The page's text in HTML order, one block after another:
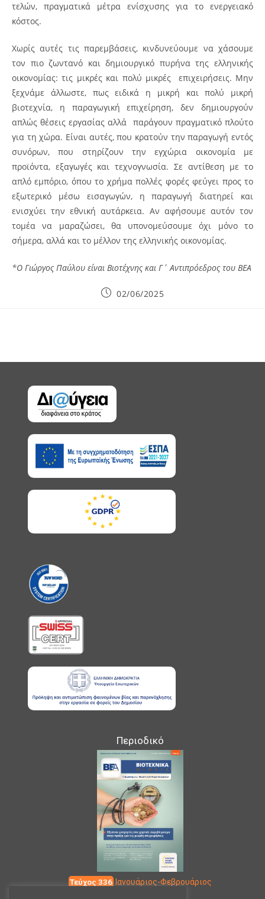
τελών, πραγματικά μέτρα ενίσχυσης για το ενεργειακό
κόστος.
Χωρίς αυτές τις παρεμβάσεις, κινδυνεύουμε να χάσουμε
τον πιο ζωντανό και δημιουργικό πυρήνα της ελληνικής
οικονομίας: τις μικρές και πολύ μικρές επιχειρήσεις. Μην
ξεχνάμε άλλωστε, πως ειδικά η μικρή και πολύ μικρή
βιοτεχνία, η παραγωγική επιχείρηση, δεν δημιουργούν
απλώς θέσεις εργασίας αλλά παράγουν πραγματικό πλούτο
για τη χώρα. Είναι αυτές, που κρατούν την παραγωγή εντός
συνόρων, που στηρίζουν την εγχώρια οικονομία με
προϊόντα, εξαγωγές και τεχνογνωσία. Σε αντίθεση με το
απλό εμπόριο, όπου το χρήμα πολλές φορές φεύγει προς το
εξωτερικό μέσω εισαγωγών, η παραγωγή διατηρεί και
ενισχύει την εθνική αυτάρκεια. Αν αφήσουμε αυτόν τον
τομέα να μαραζώσει, θα υπονομεύσουμε όχι μόνο το
σήμερα, αλλά και το μέλλον της ελληνικής οικονομίας.
*Ο Γιώργος Παύλου είναι Βιοτέχνης και Γ΄ Αντιπρόεδρος του ΒΕΑ
Post02/06/2025
Περιοδικό
Τεύχος 336 Ιανουάριος-Φεβρουάριος